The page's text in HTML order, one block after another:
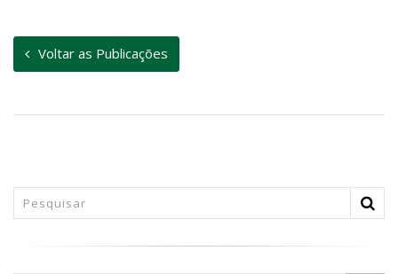
Voltar as Publicações